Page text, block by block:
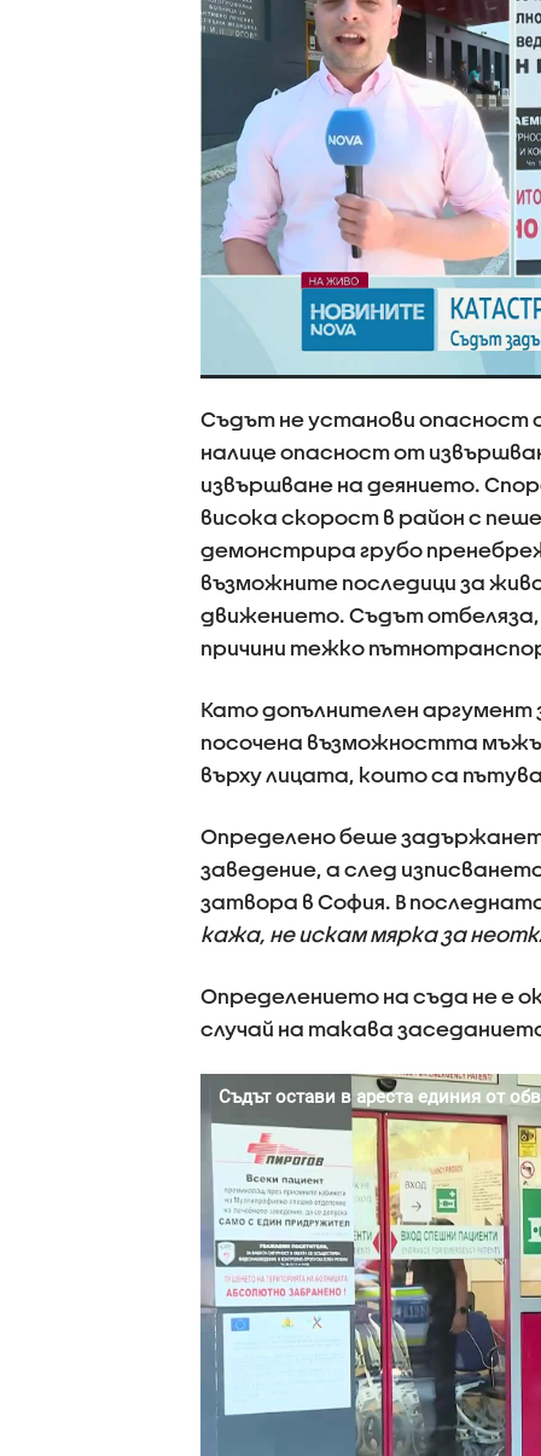
Съдът не установи опасност
налице опасност от
извършване на деянието.
висока скорост в район с
демонстрира грубо
възможните последици за
движението. Съдът
причини тежко
Като допълнителен
посочена възможността
върху лицата, които са
Определено беше
заведение, а след
затвора в София. В
кажа, не искам мярка за
Определението на съда не е
случай на такава